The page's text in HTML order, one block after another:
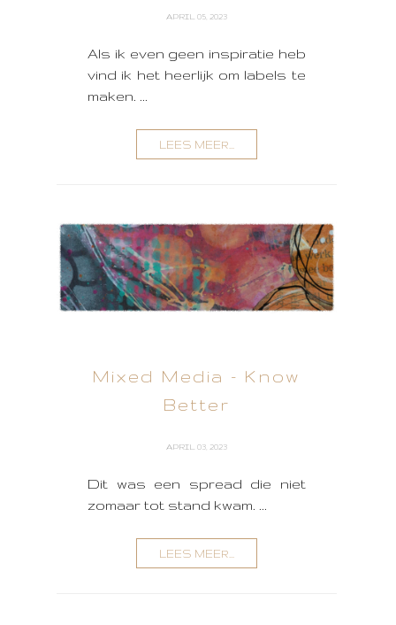
APRIL 05, 2023
Als ik even geen inspiratie heb
vind ik het heerlijk om labels te
maken. ...
LEES MEER...
Mixed Media - Know
Better
APRIL 03, 2023
Dit was een spread die niet
zomaar tot stand kwam. ...
LEES MEER...